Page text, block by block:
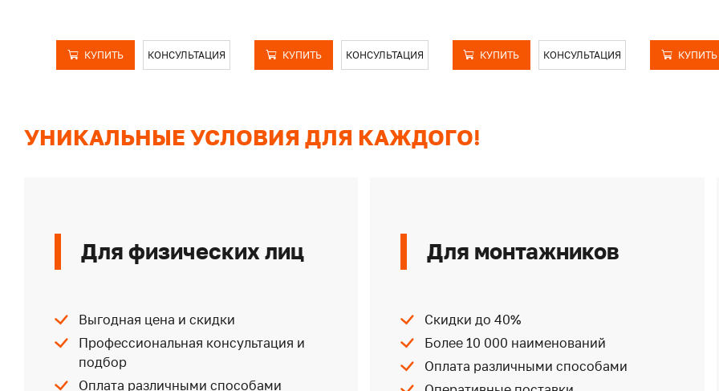
КУПИТЬ КОНСУЛЬТАЦИЯ КУПИТЬ КОНСУЛЬТАЦИЯ КУПИТЬ КОНСУЛЬТАЦИЯ КУПИТЬ
УНИКАЛЬНЫЕ УСЛОВИЯ ДЛЯ КАЖДОГО!
Для физических лиц
Выгодная цена и скидки
Профессиональная консультация и
подбор
Оплата различными способами
Для монтажников
Скидки до 40%
Более 10 000 наименований
Оплата различными способами